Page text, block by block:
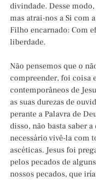
divindade. Desse
mas atrai-nos a Si com
Filho encarnado: Com
liberdade.
Não pensemos que o
compreender, foi coisa
contemporâneos de
as suas durezas de
perante a Palavra de
disso, não basta saber
necessário vivê-la com
ascéticas. Jesus foi
pelos pecados de
nossos pecados, que